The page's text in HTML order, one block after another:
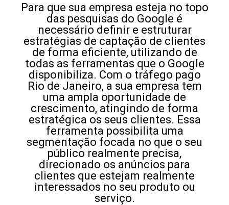
Para que sua empresa esteja no topo
das pesquisas do Google é
necessário definir e estruturar
estratégias de captação de clientes
de forma eficiente, utilizando de
todas as ferramentas que o Google
disponibiliza. Com o tráfego pago
Rio de Janeiro, a sua empresa tem
uma ampla oportunidade de
crescimento, atingindo de forma
estratégica os seus clientes. Essa
ferramenta possibilita uma
segmentação focada no que o seu
público realmente precisa,
direcionado os anúncios para
clientes que estejam realmente
interessados no seu produto ou
serviço.